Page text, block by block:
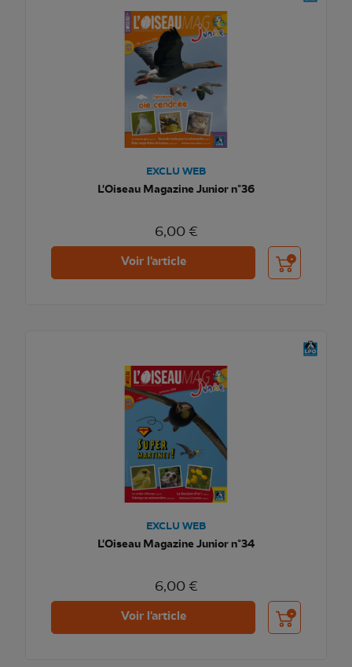
EXCLU WEB
L'Oiseau Magazine Junior n°36
6,00 €
Voir l'article Ajouter au
EXCLU WEB
L'Oiseau Magazine Junior n°34
6,00 €
Voir l'article Ajouter au